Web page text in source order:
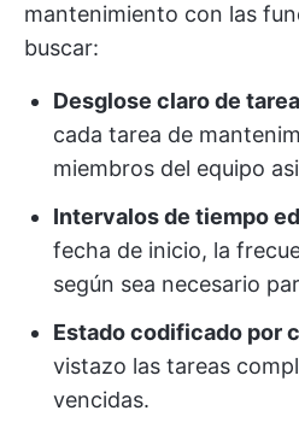
mantenimiento con las
buscar:
Desglose claro de
cada tarea de
miembros del equipo
Intervalos de tiempo
fecha de inicio, la
según sea necesario
Estado codificado por
vistazo las tareas
vencidas.